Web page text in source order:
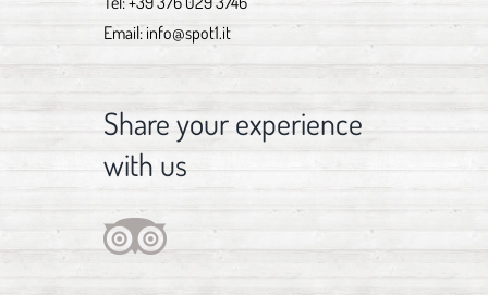
Email: info@spot1.it
Share your experience
with us